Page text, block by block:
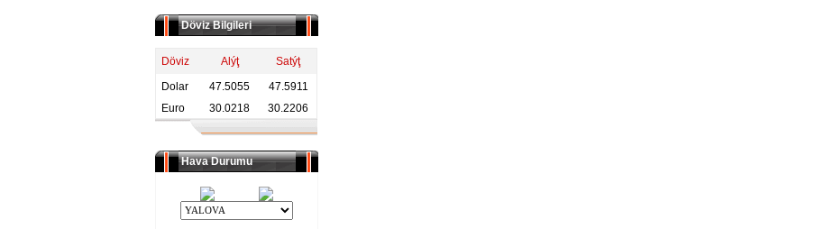
Döviz Bilgileri
Döviz Alýţ
Satýţ
Dolar
47.5055
47.5911
Euro
30.0218 30.2206
Hava Durumu